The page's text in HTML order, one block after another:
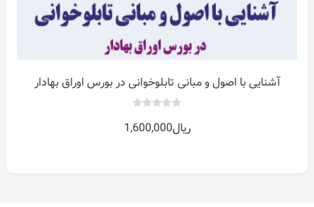
آشنایی با اصول و مبانی تابلوخوانی در بورس اوراق بهادار
out
of
ریال1,600,000